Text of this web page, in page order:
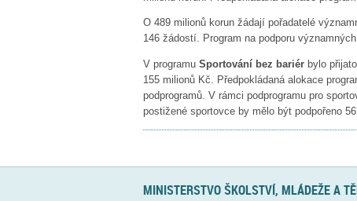
O 489 milionů korun žádají pořadatelé
146 žádostí. Program na podporu
V programu Sportování bez bariér bylo
155 milionů Kč. Předpokládaná alokace
podprogramů. V rámci podprogramu pro
postižené sportovce by mělo být podpořeno
MINISTERSTVO ŠKOLSTVÍ, MLÁDEŽE A